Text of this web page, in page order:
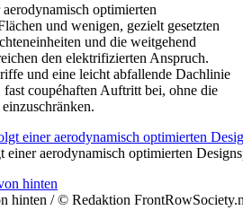
optimierten
und wenigen, gezielt gesetzten
und die weitgehend
den elektrifizierten Anspruch.
und eine leicht abfallende Dachlinie
fast coupéhaften Auftritt bei, ohne die
einer aerodynamisch optimierten
hinten / © Redaktion